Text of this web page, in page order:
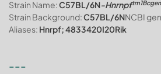
Strain Name:C57BL/6N-Hnrnpftm1Bcgen
Strain Background:C57BL/6NNCBI
Aliases: Hnrpf; 4833420I20Rik
---